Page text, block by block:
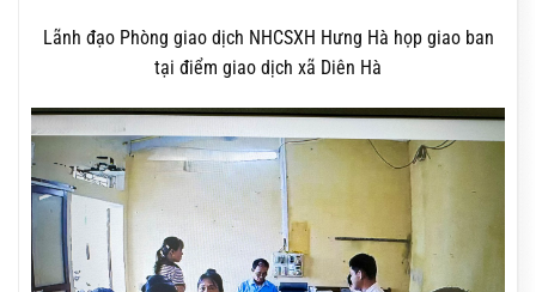
Lãnh đạo Phòng giao dịch NHCSXH Hưng Hà họp giao ban
tại điểm giao dịch xã Diên Hà